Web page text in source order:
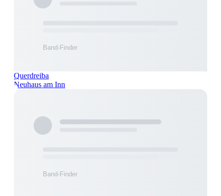
Querdreiba
Neuhaus am Inn